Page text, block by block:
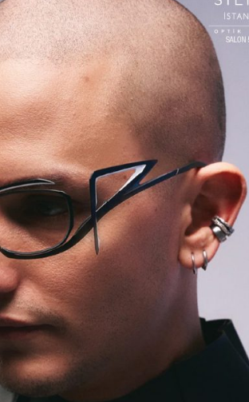
Sunuyor
yaklaşımıyla gözlük dünyasında farklı bir
modern formları ve ileri teknolojiyle
retro-fütüristik estetiğiyle sadece bir
dayanıklılığı ve konforu ön planda
kullanıcıya eşlik edecek şekilde
Eyewear; şıklık, işlevsellik ve yeniliği bir
tercihlerinden biri haline geliyor. Her
gözlüğünü bugünden deneyimlemek
Martin tarafından Kurulan marka “Stereo
ayrılıyor. Parasite Eyewear, tasarımlarını
bu sayede hem modern teknolojinin
yansıtır. Her sezon tasarım ve teknolojiyi
kimliğini korur.
Ekim 2025